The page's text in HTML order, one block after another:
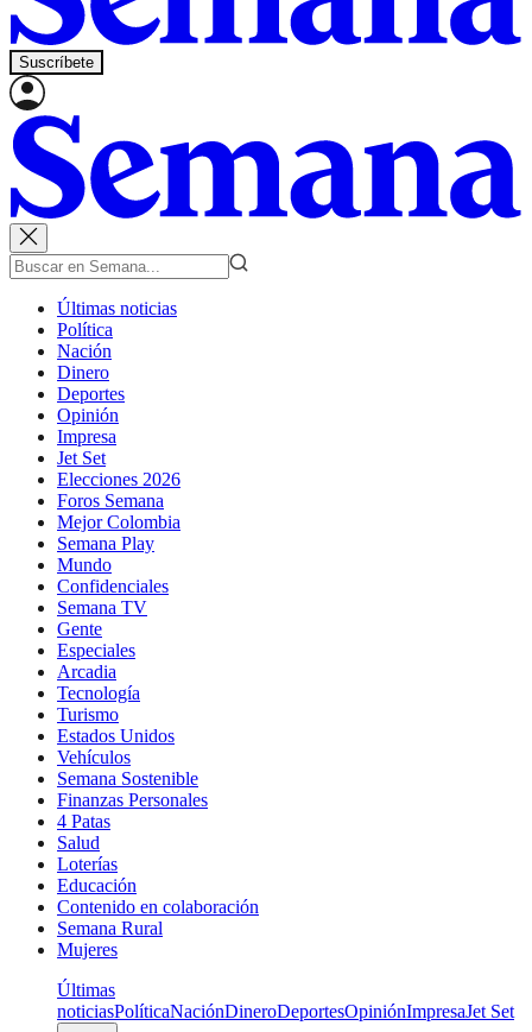
Suscríbete
Últimas noticias
Política
Nación
Dinero
Deportes
Opinión
Impresa
Jet Set
Elecciones 2026
Foros Semana
Mejor Colombia
Semana Play
Mundo
Confidenciales
Semana TV
Gente
Especiales
Arcadia
Tecnología
Turismo
Estados Unidos
Vehículos
Semana Sostenible
Finanzas Personales
4 Patas
Salud
Loterías
Educación
Contenido en colaboración
Semana Rural
Mujeres
Últimas
noticiasPolíticaNaciónDineroDeportesOpiniónImpresaJet Set